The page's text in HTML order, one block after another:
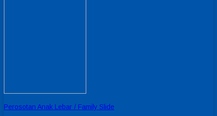
Perosotan Anak Lebar / Family Slide